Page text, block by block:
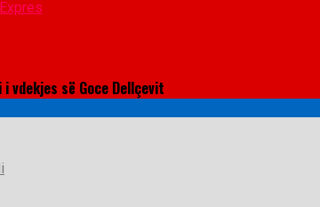
vdekjes së Goce Dellçevit